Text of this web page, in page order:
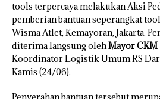
tools terpercaya melakukan Aksi
pemberian bantuan seperangkat
Wisma Atlet, Kemayoran, Jakarta.
diterima langsung olehMayor
Koordinator Logistik Umum RS
Kamis (24/06).